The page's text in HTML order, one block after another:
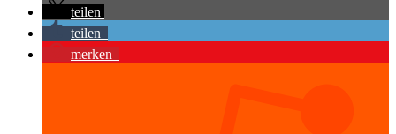
teilen
teilen
merken